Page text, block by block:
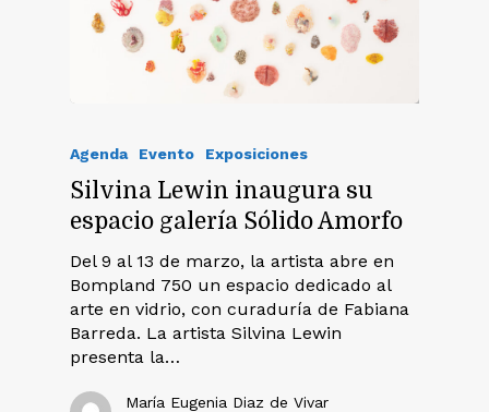
Agenda Evento Exposiciones
Silvina Lewin inaugura su
espacio galería Sólido Amorfo
Del 9 al 13 de marzo, la artista abre en
Bompland 750 un espacio dedicado al
arte en vidrio, con curaduría de Fabiana
Barreda. La artista Silvina Lewin
presenta la…
María Eugenia Diaz de Vivar